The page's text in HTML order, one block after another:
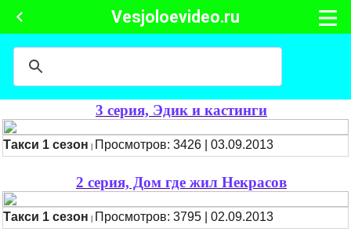
Vesjoloevideo.ru
3 серия, Эдик и кастинги
Такси 1 сезон Просмотров: 3426 | 03.09.2013
2 серия, Дом где жил Некрасов
Такси 1 сезон Просмотров: 3795 | 02.09.2013